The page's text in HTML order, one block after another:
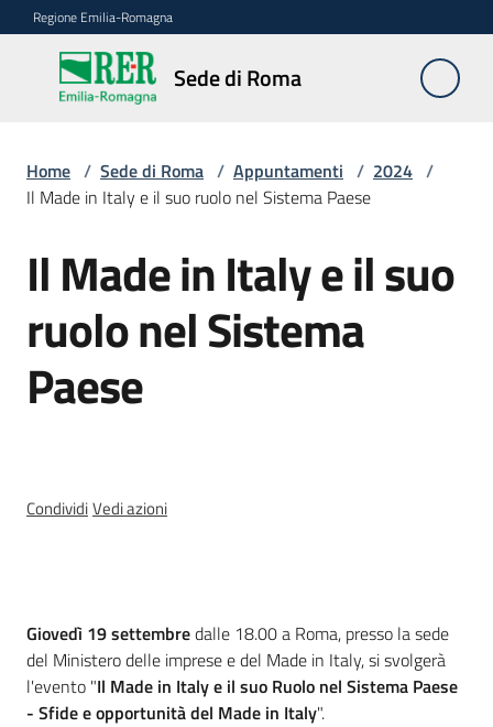
Vai al contenuto
Vai alla navigazione
Vai al footer
Regione Emilia-Romagna
Sede di Roma
Sede
di
della
Sede
Appuntamenti
Menu selezionato
Home / Sede di Roma / Appuntamenti / 2024 /
Il Made in Italy e il suo ruolo nel Sistema Paese
Salta al contenuto
Il Made in Italy e il suo
ruolo nel Sistema
Paese
CondividiVedi azioni
Cos'è
Giovedì 19 settembredalle 18.00 a Roma, presso la sede
del Ministero delle imprese e del Made in Italy, si svolgerà
l'evento "Il Made in Italy e il suo Ruolo nel Sistema Paese
- Sfide e opportunità del Made in Italy".